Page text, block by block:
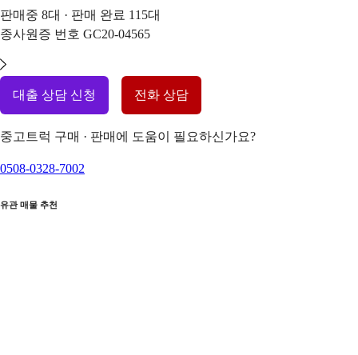
판매중 8대 · 판매 완료 115대
종사원증 번호 GC20-04565
대출 상담 신청 전화 상담
중고트럭 구매 · 판매에 도움이 필요하신가요?
0508-0328-7002
유관 매물 추천